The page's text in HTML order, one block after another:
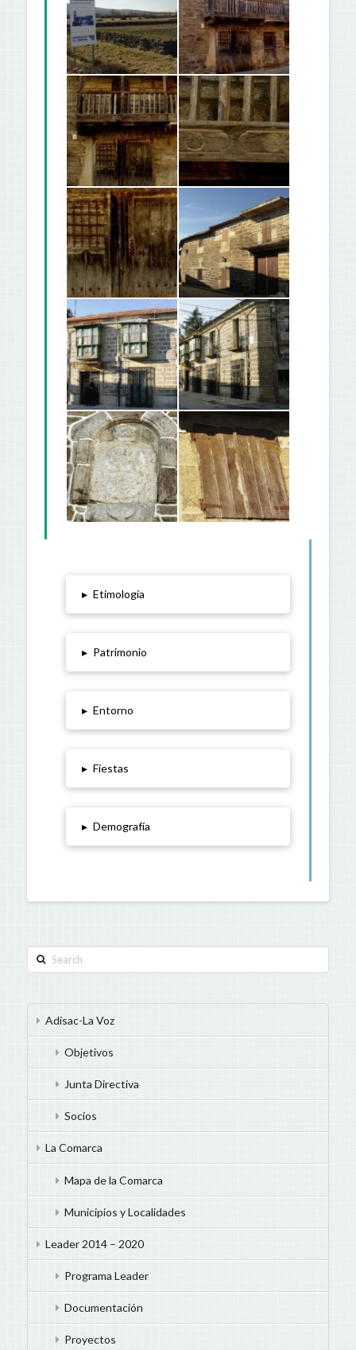
▸ Etimología
▸ Patrimonio
▸ Entorno
▸ Fiestas
▸ Demografía
Search
Adisac-La Voz
Objetivos
Junta Directiva
Socios
La Comarca
Mapa de la Comarca
Municipios y Localidades
Leader 2014 – 2020
Programa Leader
Documentación
Proyectos